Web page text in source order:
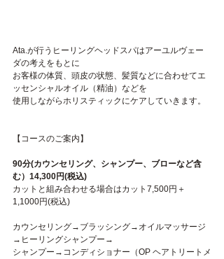
Ata.が行うヒーリングヘッドスパはアーユルヴェー
ダの考えをもとに
お客様の体質、頭皮の状態、髪質などに合わせてエ
ッセンシャルオイル（精油）などを
使用しながらホリスティックにケアしていきます。
【コースのご案内】
90分(カウンセリング、シャンプー、ブローなど含
む）14,300円(税込)
カットと組み合わせる場合はカット7,500円＋
1,1000円(税込)
カウンセリング→ブラッシング→オイルマッサージ
→ヒーリングシャンプー→
シャンプー→コンディショナー（OP ヘアトリートメ